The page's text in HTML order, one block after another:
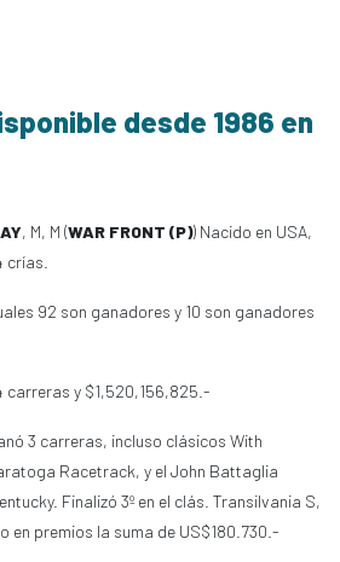
desde 1986 en
, M, M (WAR FRONT (P)) Nacido en USA,
crías.
92 son ganadores y 10 son ganadores
carreras y $1,520,156,825.-
3 carreras, incluso clásicos With
Racetrack, y el John Battaglia
Finalizó 3º en el clás. Transilvania S,
en premios la suma de US$180.730.-